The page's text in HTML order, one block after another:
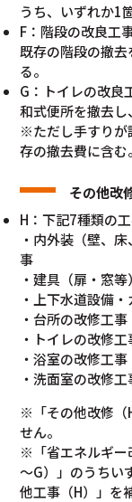
うち、いずれか1
F：階段の改良工
既存の階段の撤
る。
G：トイレの改良
和式便所を撤去し
※ただし手すりが
存の撤去費に含む。
その他改
H：下記7種類の
・内外装（壁、
事
・建具（扉・窓
・上下水道設備
・台所の改修工
・トイレの改修
・浴室の改修工
・洗面室の改修
※「その他改修（
せん。
※「省エネルギー
～G）」のうちい
他工事（H）」を